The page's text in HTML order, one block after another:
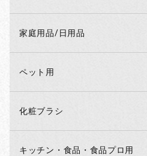
家庭用品/日用品
ペット用
化粧ブラシ
キッチン・食品・食品プロ用